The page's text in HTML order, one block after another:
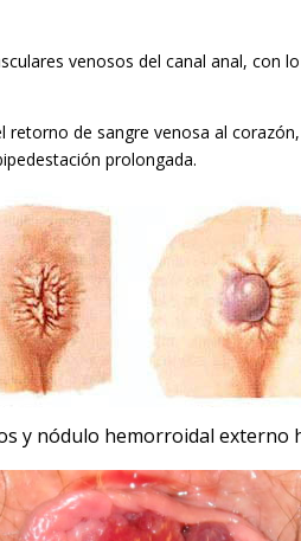
venosos del canal anal, con
de sangre venosa al
prolongada.
y nódulo hemorroidal externo